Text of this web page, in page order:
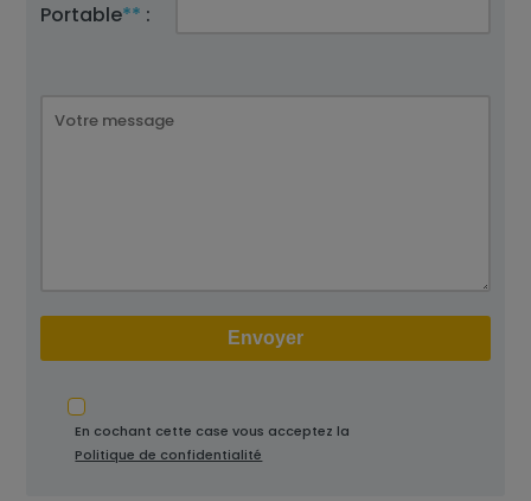
Portable** :
En cochant cette case vous acceptez la
Politique de confidentialité